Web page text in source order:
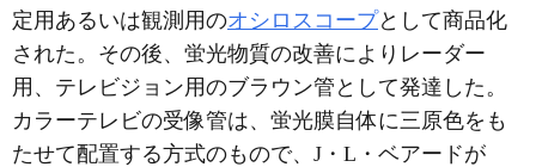
定用あるいは観測用のオシロスコープとして商品化
された。その後、蛍光物質の改善によりレーダー
用、テレビジョン用のブラウン管として発達した。
カラーテレビの受像管は、蛍光膜自体に三原色をも
たせて配置する方式のもので、J・L・ベアードが